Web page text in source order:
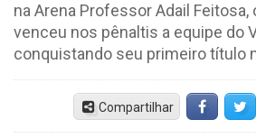
na Arena Professor Adail Feitosa,
venceu nos pênaltis a equipe do
conquistando seu primeiro título
Compartilhar